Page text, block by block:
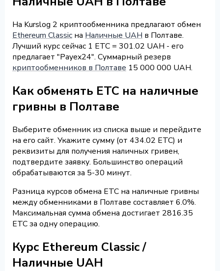
На Kurslog 2 криптообменника предлагают обмен
Ethereum Classic на Наличные UAH в Полтаве.
Лучший курс сейчас 1 ETC = 301.02 UAH - его
предлагает "Payex24". Суммарный резерв
криптообменников в Полтаве 15 000 000 UAH.
Как обменять ETC на наличные
гривны в Полтаве
Выберите обменник из списка выше и перейдите
на его сайт. Укажите сумму (от 434.02 ETC) и
реквизиты для получения наличных гривен,
подтвердите заявку. Большинство операций
обрабатываются за 5-30 минут.
Разница курсов обмена ETC на наличные гривны
между обменниками в Полтаве составляет 6.0%.
Максимальная сумма обмена достигает 2816.35
ETC за одну операцию.
Курс Ethereum Classic /
Наличные UAH